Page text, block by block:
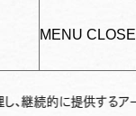
MENU CLOSE
に提供するアーカイブ